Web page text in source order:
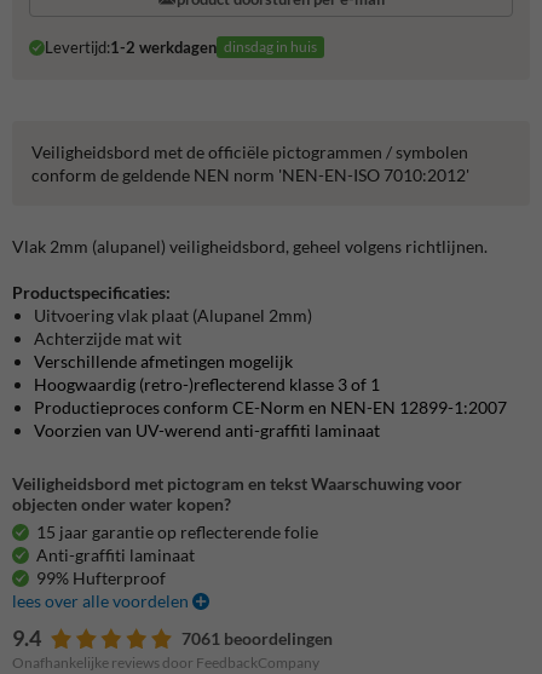
Levertijd:1-2 werkdagen dinsdag in huis
Veiligheidsbord met de officiële pictogrammen / symbolen
conform de geldende NEN norm 'NEN-EN-ISO 7010:2012'
Vlak 2mm (alupanel) veiligheidsbord, geheel volgens richtlijnen.
Productspecificaties:
Uitvoering vlak plaat (Alupanel 2mm)
Achterzijde mat wit
Verschillende afmetingen mogelijk
Hoogwaardig (retro-)reflecterend klasse 3 of 1
Productieproces conform CE-Norm en NEN-EN 12899-1:2007
Voorzien van UV-werend anti-graffiti laminaat
Veiligheidsbord met pictogram en tekst Waarschuwing voor
objecten onder water kopen?
15 jaar garantie op reflecterende folie
Anti-graffiti laminaat
99% Hufterproof
lees over alle voordelen
9.4 7061 beoordelingen
Onafhankelijke reviews door FeedbackCompany